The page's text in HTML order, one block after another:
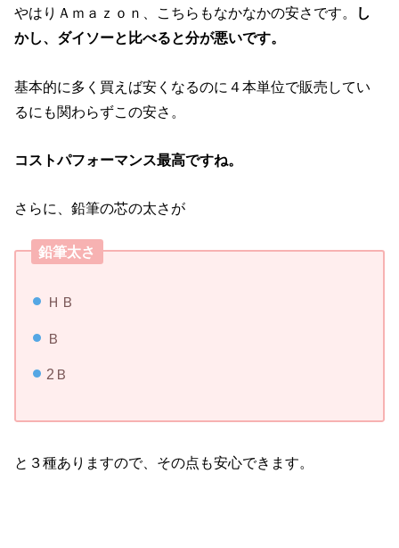
やはりＡｍａｚｏｎ、こちらもなかなかの安さです。
し
かし、ダイソーと比べると分が悪いです。
基本的に多く買えば安くなるのに４本単位で販売してい
るにも関わらずこの安さ。
コストパフォーマンス最高ですね。
さらに、鉛筆の芯の太さが
鉛筆太さ
ＨＢ
Ｂ
2Ｂ
と３種ありますので、その点も安心できます。